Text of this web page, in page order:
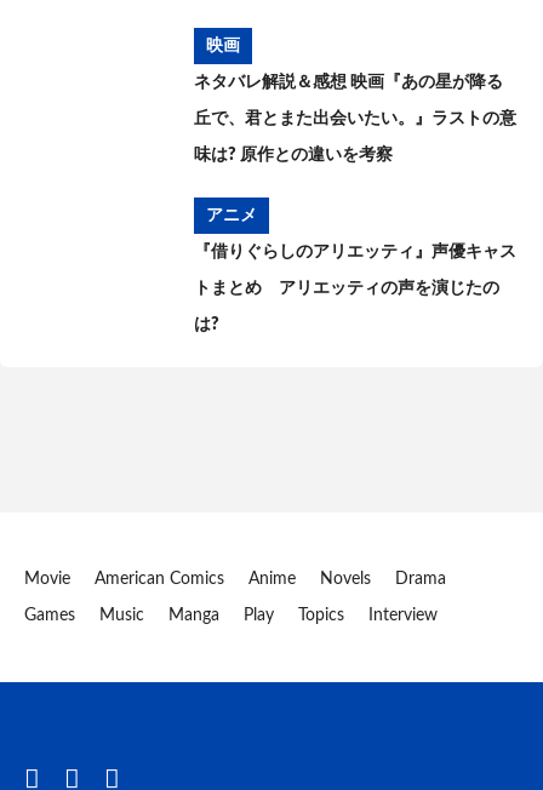
映画
ネタバレ解説＆感想 映画『あの星が降る
丘で、君とまた出会いたい。』ラストの意
味は? 原作との違いを考察
アニメ
『借りぐらしのアリエッティ』声優キャス
トまとめ アリエッティの声を演じたの
は?
Movie American Comics Anime Novels Drama
Games Music Manga Play Topics Interview